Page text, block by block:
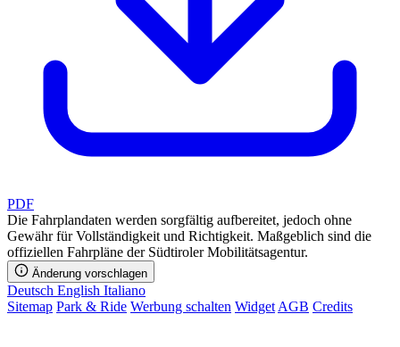
PDF
Die Fahrplandaten werden sorgfältig aufbereitet, jedoch ohne
Gewähr für Vollständigkeit und Richtigkeit. Maßgeblich sind die
offiziellen Fahrpläne der Südtiroler Mobilitätsagentur.
Änderung vorschlagen
Deutsch English Italiano
Sitemap Park & Ride Werbung schalten Widget AGB Credits